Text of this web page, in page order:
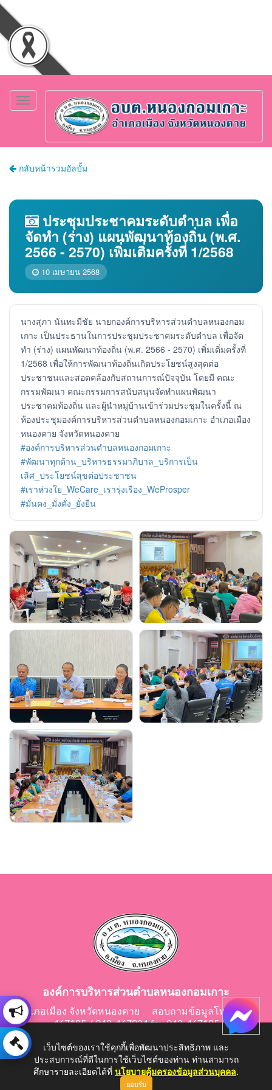
Toggle
navigation
กลับหน้ารวมอัลบั้ม
ประชุมประชาคมระดับตำบล เพื่อ
จัดทำ (ร่าง) แผนพัฒนาท้องถิ่น (พ.ศ.
2566 - 2570) เพิ่มเติ่มครั้งที่ 1/2568
10 เมษายน 2568
นางสุภา นันทะมีชัย นายกองค์การบริหารส่วนตำบลหนองกอม
เกาะ เป็นประธานในการประชุมประชาคมระดับตำบล เพื่อจัด
ทำ (ร่าง) แผนพัฒนาท้องถิ่น (พ.ศ. 2566 - 2570) เพิ่มเติ่มครั้งที่
1/2568 เพื่อให้การพัฒนาท้องถิ่นเกิดประโยชน์สูงสุดต่อ
ประชาชนและสอดคล้องกับสถานการณ์ปัจจุบัน โดยมี คณะ
กรรมพัฒนา คณะกรรมการสนับสนุนจัดทำแผนพัฒนา
ประชาคมท้องถิ่น และผู้นำหมู่บ้านเข้าร่วมประชุมในครั้งนี้ ณ
ห้องประชุมองค์การบริหารส่วนตำบลหนองกอมเกาะ อำเภอเมือง
หนองคาย จังหวัดหนองคาย
#องค์การบริหารส่วนตำบลหนองกอมเกาะ
#พัฒนาทุกด้าน_บริหารธรรมาภิบาล_บริการเป็น
เลิศ_ประโยชน์สุขต่อประชาชน
#เราห่วงใย_WeCare_เรารุ่งเรือง_WeProsper
#มั่นคง_มั่งคั่ง_ยั่งยืน
องค์การบริหารส่วนตำบลหนองกอมเกาะ
อำเภอเมือง จังหวัดหนองคาย สอบถามข้อมูลโทร 042-
467195 / 042-467024 fax 042-467195
E-Mail: saraban@nongkomkor.go.th
เว็บไซต์ของเราใช้คุกกี้เพื่อพัฒนาประสิทธิภาพ และ
ประสบการณ์ที่ดีในการใช้เว็บไซต์ของท่าน ท่านสามารถ
ศึกษารายละเอียดได้ที่ นโยบายคุ้มครองข้อมูลส่วนบุคคล.
ยอมรับ